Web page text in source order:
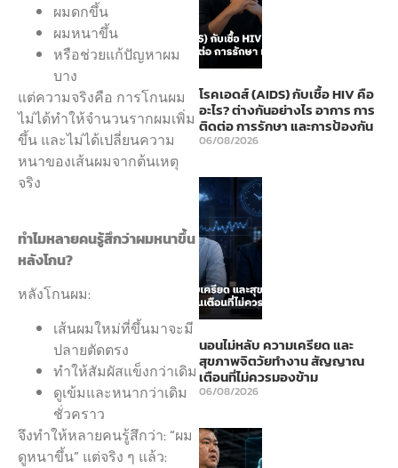
ผมดกขึ้น
ผมหนาขึ้น
หรือช่วยแก้ปัญหาผม
บาง
แต่ความจริงคือ การโกนผม
ไม่ได้ทำให้จำนวนรากผมเพิ่ม
ขึ้น และไม่ได้เปลี่ยนความ
หนาของเส้นผมจากต้นเหตุ
จริง
ทำไมหลายคนรู้สึกว่าผมหนาขึ้น
หลังโกน?
หลังโกนผม:
เส้นผมใหม่ที่ขึ้นมาจะมี
ปลายตัดตรง
ทำให้สัมผัสแข็งกว่าเดิม
ดูเข้มและหนากว่าเดิม
ชั่วคราว
จึงทำให้หลายคนรู้สึกว่า: “ผม
ดูหนาขึ้น” แต่จริง ๆ แล้ว:
โรคเอดส์ (AIDS) กับเชื้อ HIV คือ
อะไร? ต่างกันอย่างไร อาการ การ
ติดต่อ การรักษา และการป้องกัน
06/08/2026
นอนไม่หลับ ความเครียด และ
สุขภาพจิตวัยทำงาน สัญญาณ
เตือนที่ไม่ควรมองข้าม
06/08/2026